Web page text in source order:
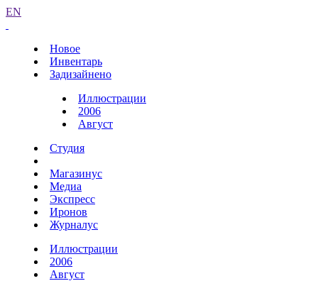
EN
Новое
Инвентарь
Задизайнено
Иллюстрации
2006
Август
Студия
Магазинус
Медиа
Экспресс
Иронов
Журналус
Иллюстрации
2006
Август